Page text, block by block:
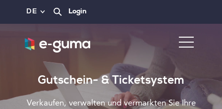
DE Login
Gutschein- & Ticketsystem
Verkaufen, verwalten und vermarkten Sie Ihre